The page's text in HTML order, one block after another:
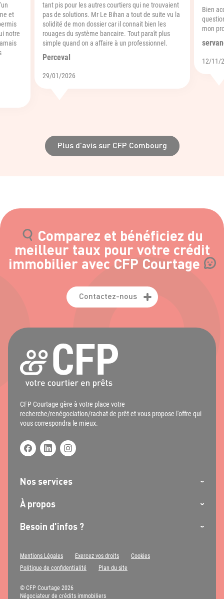
et
notre
tant pis pour les autres courtiers qui ne trouvaient
pas de solutions. Mr Le Bihan a tout de suite vu la
solidité de mon dossier car il connait bien les
rouages du système bancaire. Tout paraît plus
simple quand on a affaire à un professionnel.
Perceval
29/01/2026
Bien
mon
12/11/
Plus d'avis sur CFP Combourg
Comparez et bénéficiez du
meilleur taux pour votre crédit
immobilier avec CFP Courtage
Contactez-nous
CFP Courtage gère à votre place votre
recherche/renégociation/rachat de prêt et vous propose l'offre qui
vous correspondra le mieux.
Nos services
À propos
Besoin d'infos ?
Mentions Légales Exercez vos droits
Cookies
Politique de confidentialité
Plan du site
© CFP Courtage 2026
Négociateur de crédits immobiliers